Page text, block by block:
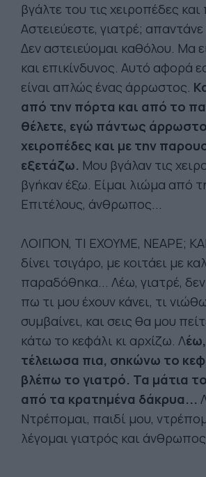
βγάλτε του τις χειροπέδες
Αστειεύεστε, γιατρέ;
Δεν αστειεύομαι καθόλου. Μα
και επικίνδυνος. Αυτό αφορά
είναι απλώς ένας άρρωστος.
από την πόρτα και από το
θέλετε, εγώ πάντως
χειροπέδες και με την
εξετάζω. Μου βγάλαν τις
βγήκαν έξω. Είμαι λιώμα από
Επιτέλους, άνθρωπος...
ΛΟΙΠΟΝ, ΤΙ ΕΧΟΥΜΕ, ΝΕΑΡΕ;
δίνει τσιγάρο, με κοιτάει με
παραδόθηκα... Λέω, γιατρέ,
πω τι μου έχουν κάνει, τι
συμβαίνει, και σεις θα μου
κάτω το κεφάλι κι αρχίζω. Λ
τέλειωσα πια, σηκώνω το
βλέπω το γιατρό. Τα μάτια
από τα κρατημένα δάκρυα...
Ντρέπομαι, παιδί μου,
λέγομαι γιατρός και